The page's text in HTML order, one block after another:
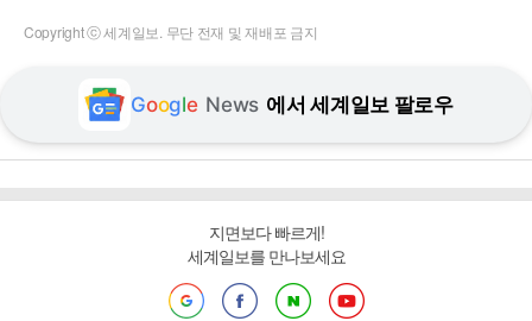
Copyright ⓒ 세계일보. 무단 전재 및 재배포 금지
Google News 에서 세계일보 팔로우
지면보다 빠르게!
세계일보를 만나보세요